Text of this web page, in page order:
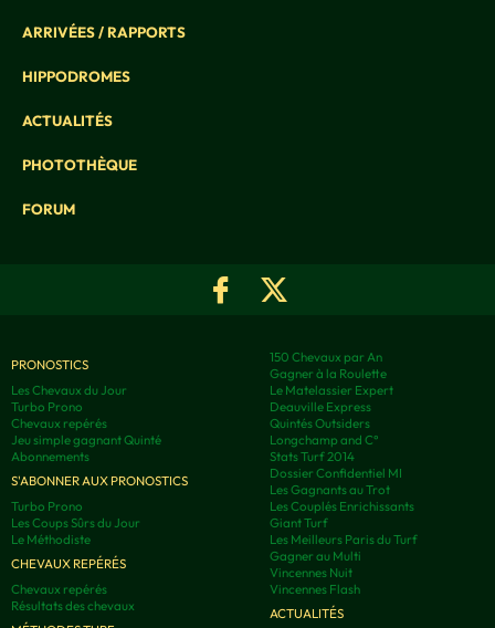
ARRIVÉES / RAPPORTS
HIPPODROMES
ACTUALITÉS
PHOTOTHÈQUE
FORUM
PRONOSTICS
Les Chevaux du Jour
Turbo Prono
Chevaux repérés
Jeu simple gagnant Quinté
Abonnements
S'ABONNER AUX PRONOSTICS
Turbo Prono
Les Coups Sûrs du Jour
Le Méthodiste
CHEVAUX REPÉRÉS
Chevaux repérés
Résultats des chevaux
150 Chevaux par An
Gagner à la Roulette
Le Matelassier Expert
Deauville Express
Quintés Outsiders
Longchamp and C°
Stats Turf 2014
Dossier Confidentiel MI
Les Gagnants au Trot
Les Couplés Enrichissants
Giant Turf
Les Meilleurs Paris du Turf
Gagner au Multi
Vincennes Nuit
Vincennes Flash
ACTUALITÉS